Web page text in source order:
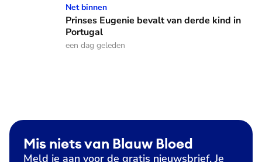
Prinses Eugenie bevalt van derde kind in Portugal
Net binnen
Prinses Eugenie bevalt van derde kind in
Portugal
een dag geleden
Mis niets van Blauw Bloed
Meld je aan voor de gratis nieuwsbrief. Je